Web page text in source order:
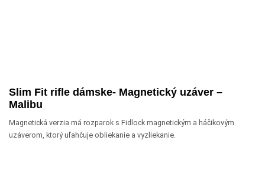
Slim Fit rifle dámske- Magnetický uzáver –
Malibu
Magnetická verzia má rozparok s Fidlock magnetickým a háčikovým
uzáverom, ktorý uľahčuje obliekanie a vyzliekanie.